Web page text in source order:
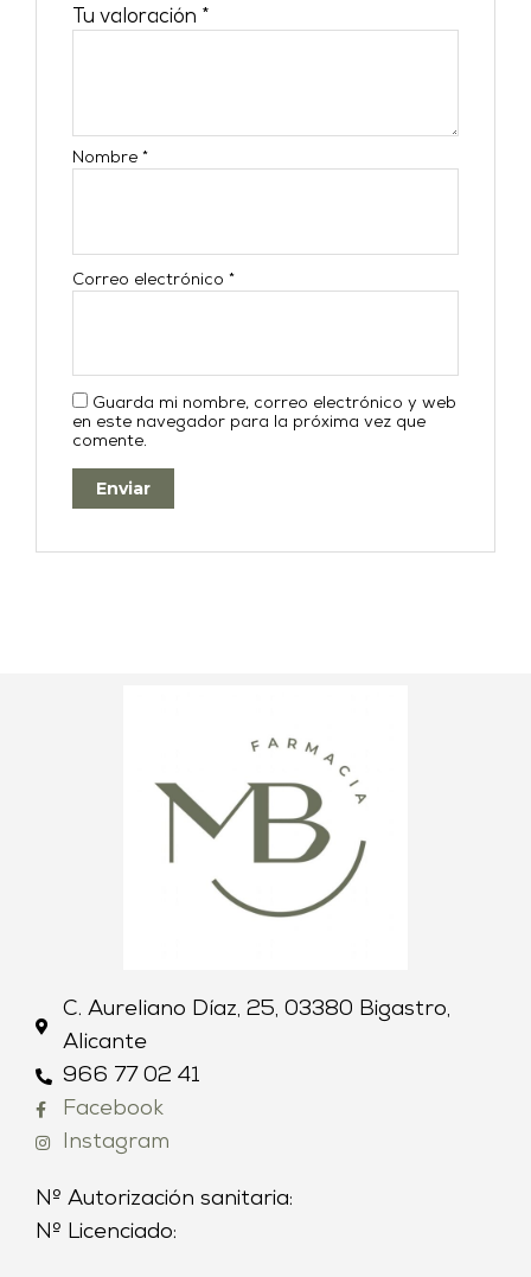
Tu valoración *
Nombre*
Correo electrónico*
Guarda mi nombre, correo electrónico y web
en este navegador para la próxima vez que
comente.
C. Aureliano Díaz, 25, 03380 Bigastro,
Alicante
966 77 02 41
Facebook
Instagram
Nº Autorización sanitaria:
Nº Licenciado: